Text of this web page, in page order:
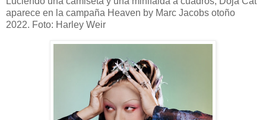
aparece en la campaña Heaven by Marc Jacobs otoño
2022. Foto: Harley Weir